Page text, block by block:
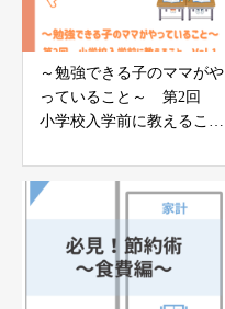
～勉強できる子のママがや
っていること～ 第2回
小学校入学前に教えること